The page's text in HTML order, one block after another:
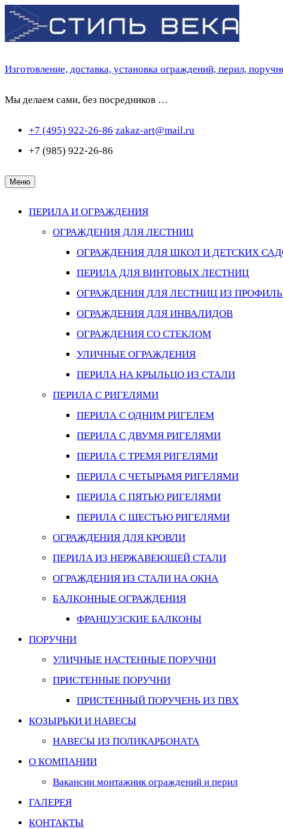
Перейти
к
Изготовление, доставка, установка ограждений, перил,
Мы делаем сами, без посредников …
+7 (495) 922-26-86 zakaz-art@mail.ru
+7 (985) 922-26-86
Меню
ПЕРИЛА И ОГРАЖДЕНИЯ
ОГРАЖДЕНИЯ ДЛЯ ЛЕСТНИЦ
ОГРАЖДЕНИЯ ДЛЯ ШКОЛ И ДЕТСКИХ
ПЕРИЛА ДЛЯ ВИНТОВЫХ ЛЕСТНИЦ
ОГРАЖДЕНИЯ ДЛЯ ЛЕСТНИЦ ИЗ
ОГРАЖДЕНИЯ ДЛЯ ИНВАЛИДОВ
ОГРАЖДЕНИЯ СО СТЕКЛОМ
УЛИЧНЫЕ ОГРАЖДЕНИЯ
ПЕРИЛА НА КРЫЛЬЦО ИЗ СТАЛИ
ПЕРИЛА С РИГЕЛЯМИ
ПЕРИЛА С ОДНИМ РИГЕЛЕМ
ПЕРИЛА С ДВУМЯ РИГЕЛЯМИ
ПЕРИЛА С ТРЕМЯ РИГЕЛЯМИ
ПЕРИЛА С ЧЕТЫРЬМЯ РИГЕЛЯМИ
ПЕРИЛА С ПЯТЬЮ РИГЕЛЯМИ
ПЕРИЛА С ШЕСТЬЮ РИГЕЛЯМИ
ОГРАЖДЕНИЯ ДЛЯ КРОВЛИ
ПЕРИЛА ИЗ НЕРЖАВЕЮЩЕЙ СТАЛИ
ОГРАЖДЕНИЯ ИЗ СТАЛИ НА ОКНА
БАЛКОННЫЕ ОГРАЖДЕНИЯ
ФРАНЦУЗСКИЕ БАЛКОНЫ
ПОРУЧНИ
УЛИЧНЫЕ НАСТЕННЫЕ ПОРУЧНИ
ПРИСТЕННЫЕ ПОРУЧНИ
ПРИСТЕННЫЙ ПОРУЧЕНЬ ИЗ ПВХ
КОЗЫРЬКИ И НАВЕСЫ
НАВЕСЫ ИЗ ПОЛИКАРБОНАТА
О КОМПАНИИ
Вакансии монтажник ограждений и перил
ГАЛЕРЕЯ
КОНТАКТЫ